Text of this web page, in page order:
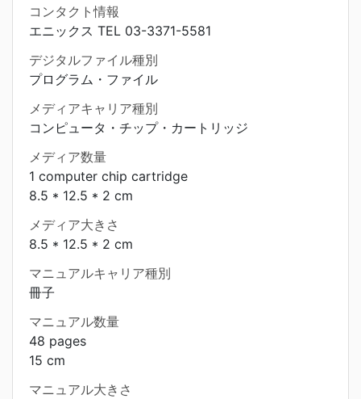
コンタクト情報
エニックス TEL 03-3371-5581
デジタルファイル種別
プログラム・ファイル
メディアキャリア種別
コンピュータ・チップ・カートリッジ
メディア数量
1 computer chip cartridge
8.5 * 12.5 * 2 cm
メディア大きさ
8.5 * 12.5 * 2 cm
マニュアルキャリア種別
冊子
マニュアル数量
48 pages
15 cm
マニュアル大きさ